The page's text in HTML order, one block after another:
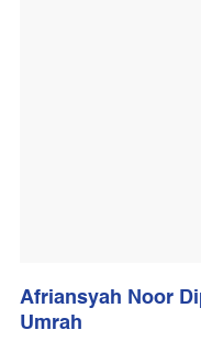
Afriansyah Noor
Umrah